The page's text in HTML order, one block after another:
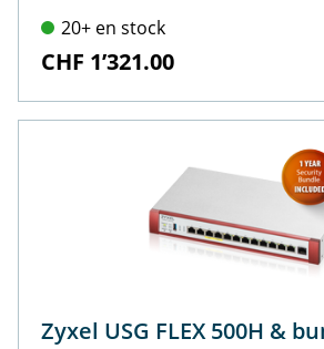
20+ en stock
CHF 1’321.00
Zyxel USG FLEX 500H &